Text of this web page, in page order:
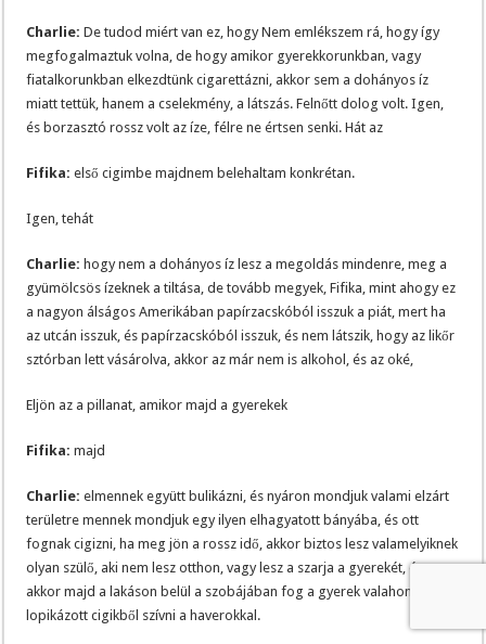
Charlie: De tudod miért van ez, hogy Nem emlékszem rá, hogy így
megfogalmaztuk volna, de hogy amikor gyerekkorunkban, vagy
fiatalkorunkban elkezdtünk cigarettázni, akkor sem a dohányos íz
miatt tettük, hanem a cselekmény, a látszás. Felnőtt dolog volt. Igen,
és borzasztó rossz volt az íze, félre ne értsen senki. Hát az
Fifika: első cigimbe majdnem belehaltam konkrétan.
Igen, tehát
Charlie: hogy nem a dohányos íz lesz a megoldás mindenre, meg a
gyümölcsös ízeknek a tiltása, de tovább megyek, Fifika, mint ahogy ez
a nagyon álságos Amerikában papírzacskóból isszuk a piát, mert ha
az utcán isszuk, és papírzacskóból isszuk, és nem látszik, hogy az likőr
sztórban lett vásárolva, akkor az már nem is alkohol, és az oké,
Eljön az a pillanat, amikor majd a gyerekek
Fifika: majd
Charlie: elmennek együtt bulikázni, és nyáron mondjuk valami elzárt
területre mennek mondjuk egy ilyen elhagyatott bányába, és ott
fognak cigizni, ha meg jön a rossz idő, akkor biztos lesz valamelyiknek
olyan szülő, aki nem lesz otthon, vagy lesz a szarja a gyerekét, és
akkor majd a lakáson belül a szobájában fog a gyerek valahonnan
lopikázott cigikből szívni a haverokkal.